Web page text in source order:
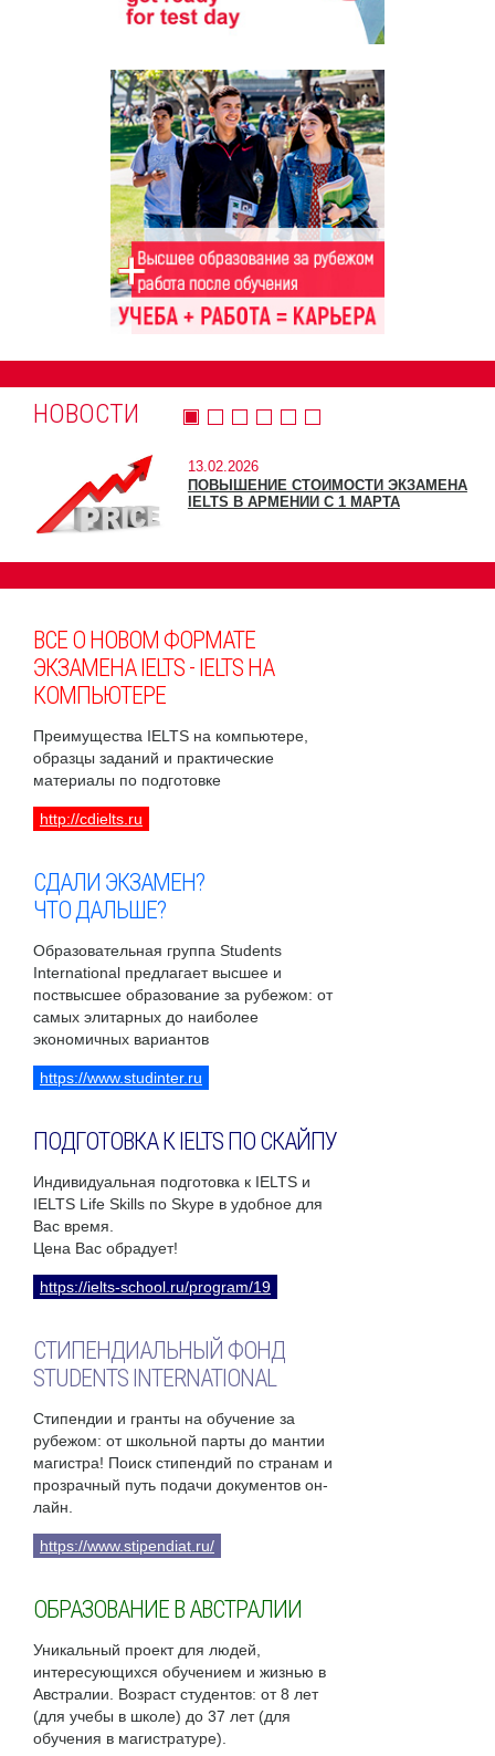
НОВОСТИ
13.02.2026
ПОВЫШЕНИЕ СТОИМОСТИ ЭКЗАМЕНА
IELTS В АРМЕНИИ С 1 МАРТА
ВСЕ О НОВОМ ФОРМАТЕ
ЭКЗАМЕНА IELTS - IELTS НА
КОМПЬЮТЕРЕ
Преимущества IELTS на компьютере,
образцы заданий и практические
материалы по подготовке
http://cdielts.ru
СДАЛИ ЭКЗАМЕН?
ЧТО ДАЛЬШЕ?
Образовательная группа Students
International предлагает высшее и
поствысшее образование за рубежом: от
самых элитарных до наиболее
экономичных вариантов
https://www.studinter.ru
ПОДГОТОВКА К IELTS ПО СКАЙПУ
Индивидуальная подготовка к IELTS и
IELTS Life Skills по Skype в удобное для
Вас время.
Цена Вас обрадует!
https://ielts-school.ru/program/19
СТИПЕНДИАЛЬНЫЙ ФОНД
STUDENTS INTERNATIONAL
Стипендии и гранты на обучение за
рубежом: от школьной парты до мантии
магистра! Поиск стипендий по странам и
прозрачный путь подачи документов он-
лайн.
https://www.stipendiat.ru/
ОБРАЗОВАНИЕ В АВСТРАЛИИ
Уникальный проект для людей,
интересующихся обучением и жизнью в
Австралии. Возраст студентов: от 8 лет
(для учебы в школе) до 37 лет (для
обучения в магистратуре).